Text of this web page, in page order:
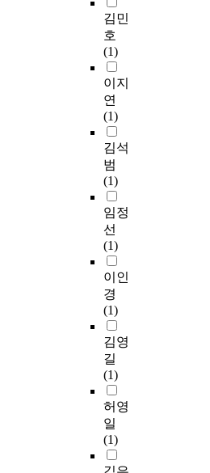
김민
호
(1)
이지
연
(1)
김석
범
(1)
임정
선
(1)
이인
경
(1)
김영
길
(1)
허영
일
(1)